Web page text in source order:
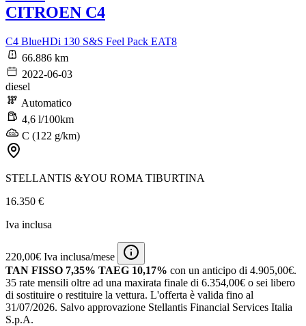
CITROEN C4
C4 BlueHDi 130 S&S Feel Pack EAT8
66.886 km
2022-06-03
diesel
Automatico
4,6 l/100km
C (122 g/km)
STELLANTIS &YOU ROMA TIBURTINA
16.350 €
Iva inclusa
220,00€ Iva inclusa/mese
TAN FISSO 7,35% TAEG 10,17% con un anticipo di 4.905,00€.
35 rate mensili oltre ad una maxirata finale di 6.354,00€ o sei libero
di sostituire o restituire la vettura. L'offerta è valida fino al
31/07/2026. Salvo approvazione Stellantis Financial Services Italia
S.p.A.